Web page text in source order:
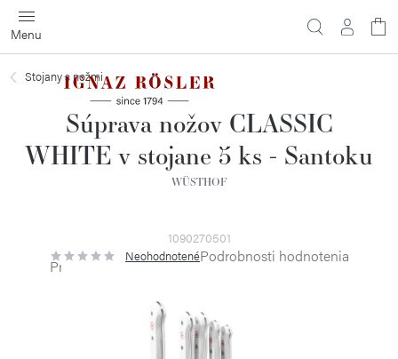
Prejsť
na
obsah
Stojany s nožmi
Súprava nožov CLASSIC
WHITE v stojane 5 ks - Santoku
WÜSTHOF
1090270501
Priemerné
hodnotenie
NeohodnotenéPodrobnosti hodnotenia